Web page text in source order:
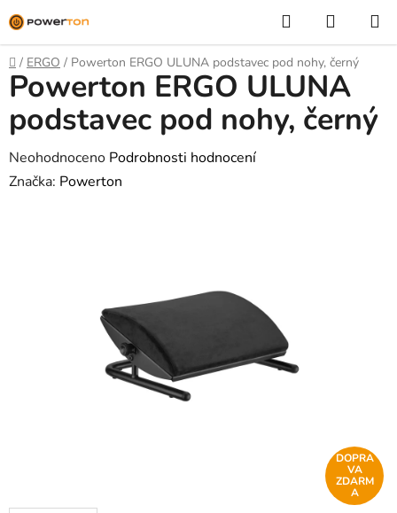
na
obsah
Hledat
KOŠÍK
Domů
/ ERGO / Powerton ERGO ULUNA podstavec pod nohy, černý
Powerton ERGO ULUNA
podstavec pod nohy, černý
Průměrné
hodnocení
Neohodnoceno Podrobnosti hodnocení
Značka: Powerton
DOPRA
VA
ZDARM
A